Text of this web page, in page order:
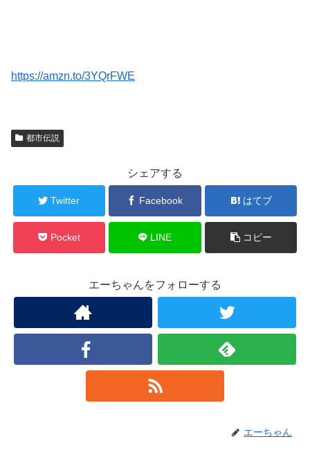
https://amzn.to/3YQrFWE
都市伝説
シェアする
Twitter Facebook はてブ
Pocket LINE コピー
エーちゃんをフォローする
エーちゃん